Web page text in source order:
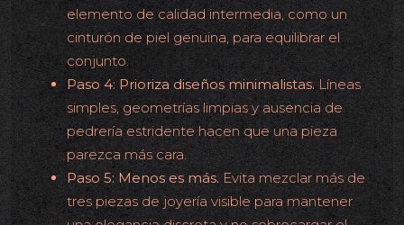
elemento de calidad intermedia, como un
cinturón de piel genuina, para equilibrar el
conjunto.
Paso 4: Prioriza diseños minimalistas.Líneas
simples, geometrías limpias y ausencia de
pedrería estridente hacen que una pieza
parezca más cara.
Paso 5: Menos es más.Evita mezclar más de
tres piezas de joyería visible para mantener